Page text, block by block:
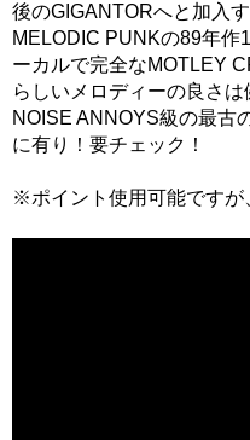
後のGIGANTORへと加入
MELODIC PUNKの89年作
ーカルで完全なMOTLEY
らしいメロディーの良さ
NOISE ANNOYS級の最古
に有り！要チェック！
※ポイント使用可能ですが